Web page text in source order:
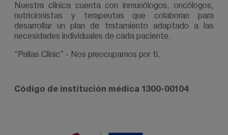
Nuestra clínica cuenta con inmunólogos, oncólogos,
nutricionistas y terapeutas que colaboran para
desarrollar un plan de tratamiento adaptado a las
necesidades individuales de cada paciente.
“Pallas Clinic" - Nos preocupamos por ti.
Código de institución médica 1300-00104